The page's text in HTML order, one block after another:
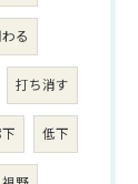
わる
打ち消す
低下